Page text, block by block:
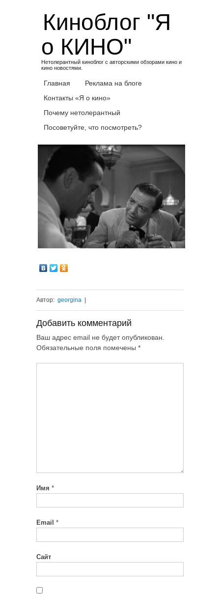
Киноблог "Я
о КИНО"
Нетолерантный киноблог с авторскими обзорами кино и
кино новостями.
Главная
Реклама на блоге
Контакты «Я о кино»
Почему нетолерантный
Посоветуйте, что посмотреть?
Автор: georgina
Добавить комментарий
Ваш адрес email не будет опубликован.
Обязательные поля помечены *
Имя *
Email *
Сайт